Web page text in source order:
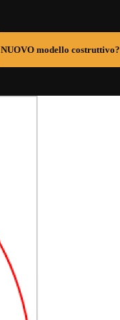
NUOVO modello costruttivo?